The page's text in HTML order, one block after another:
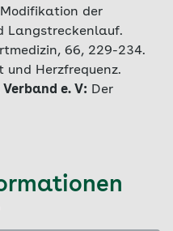
der
Langstreckenlauf.
66, 229-234.
und Herzfrequenz.
e. V: Der